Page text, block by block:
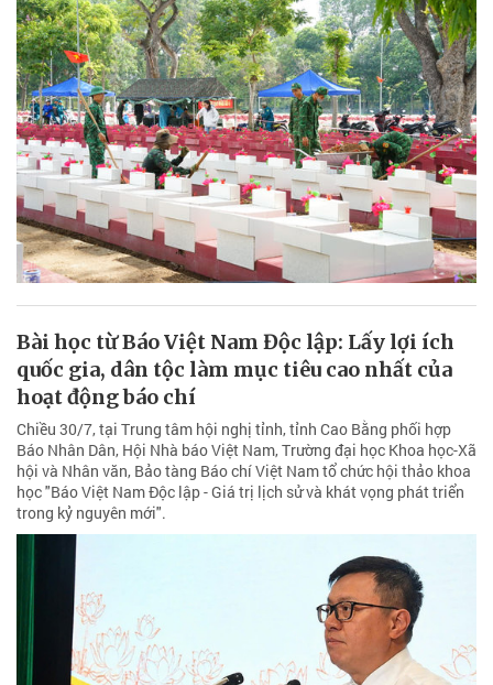
Bài học từ Báo Việt Nam Độc lập: Lấy lợi ích
quốc gia, dân tộc làm mục tiêu cao nhất của
hoạt động báo chí
Chiều 30/7, tại Trung tâm hội nghị tỉnh, tỉnh Cao Bằng phối hợp
Báo Nhân Dân, Hội Nhà báo Việt Nam, Trường đại học Khoa học-Xã
hội và Nhân văn, Bảo tàng Báo chí Việt Nam tổ chức hội thảo khoa
học "Báo Việt Nam Độc lập - Giá trị lịch sử và khát vọng phát triển
trong kỷ nguyên mới".